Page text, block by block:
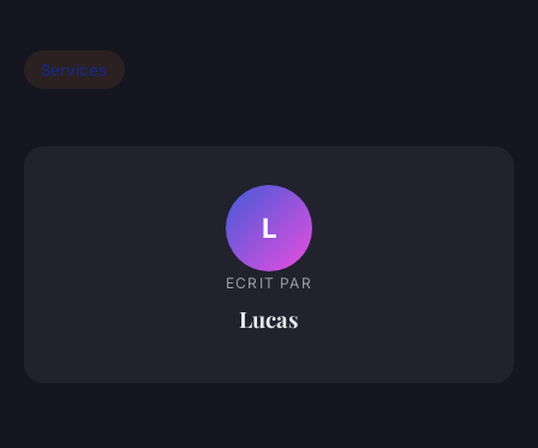
Services
L
ECRIT PAR
Lucas